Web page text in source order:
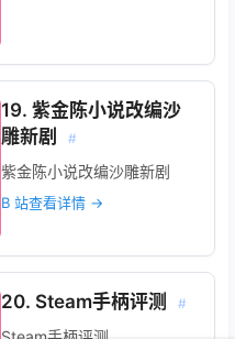
19. 紫金陈小说改编沙
雕新剧
#
紫金陈小说改编沙雕新剧
B 站查看详情 →
20. Steam手柄评测 #